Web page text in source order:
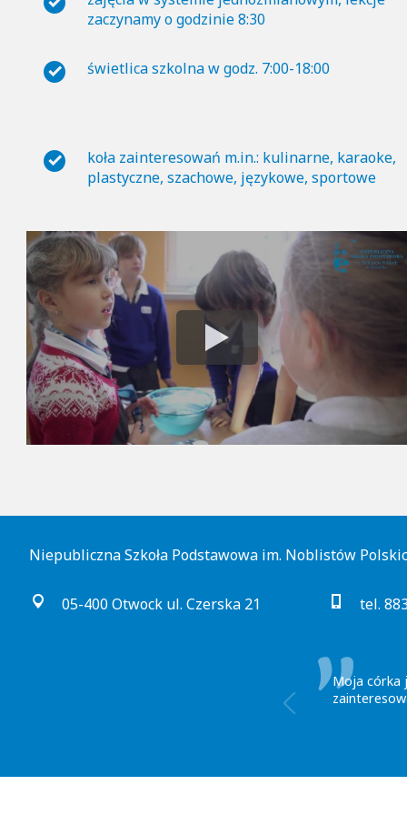
zaczynamy o godzinie 8:30
świetlica szkolna w godz. 7:00-18:00
koła zainteresowań m.in.: kulinarne, karaoke,
plastyczne, szachowe, językowe, sportowe
Niepubliczna Szkoła Podstawowa im. Noblistów
05-400 Otwock ul. Czerska 21 tel.
Wybrałam
rodzicami